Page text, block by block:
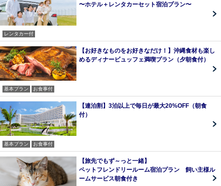
〜ホテル＋レンタカーセット宿泊プラン〜
レンタカー付
【お好きなものをお好きなだけ！】沖縄食材も楽し
めるディナービュッフェ満喫プラン（夕朝食付）
基本プラン お食事付
【連泊割】3泊以上で毎日が最大20%OFF（朝食
付）
基本プラン お食事付
【旅先でもず～っと一緒】
ペットフレンドリールーム宿泊プラン 飼い主様ル
ームサービス朝食付き